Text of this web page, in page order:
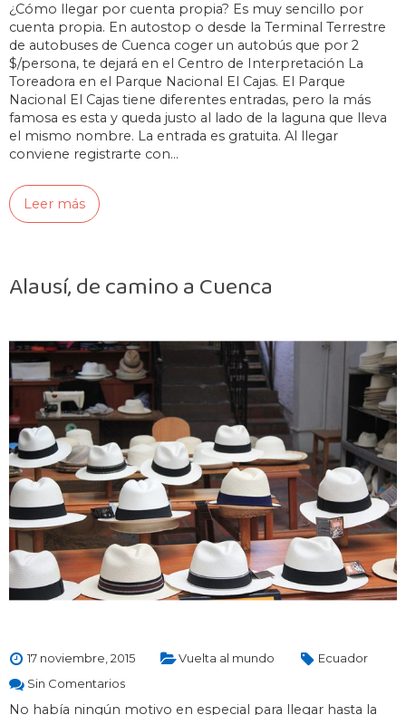
¿Cómo llegar por cuenta propia? Es muy sencillo por
cuenta propia. En autostop o desde la Terminal Terrestre
de autobuses de Cuenca coger un autobús que por 2
$/persona, te dejará en el Centro de Interpretación La
Toreadora en el Parque Nacional El Cajas. El Parque
Nacional El Cajas tiene diferentes entradas, pero la más
famosa es esta y queda justo al lado de la laguna que lleva
el mismo nombre. La entrada es gratuita. Al llegar
conviene registrarte con…
Leer más
Alausí, de camino a Cuenca
17 noviembre, 2015 Vuelta al mundo
Ecuador
Sin Comentarios
No había ningún motivo en especial para llegar hasta la